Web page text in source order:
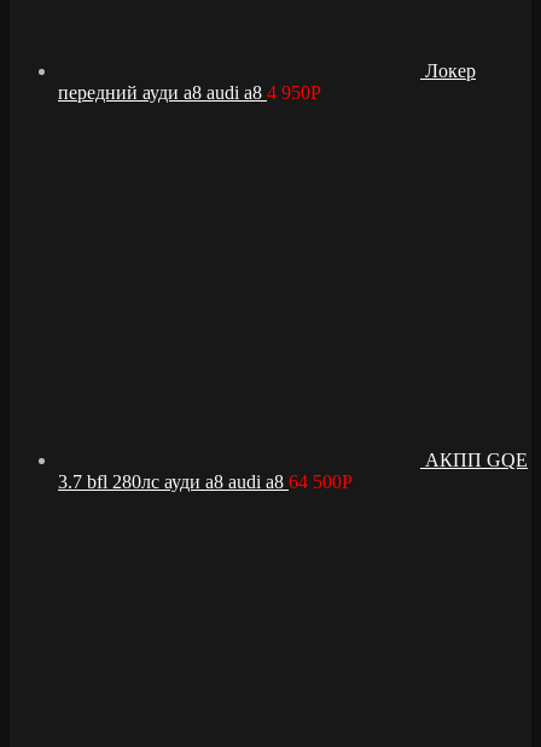
Локер
передний ауди а8 audi a8 4 950Р
АКПП GQE
3.7 bfl 280лс ауди а8 audi a8 64 500Р